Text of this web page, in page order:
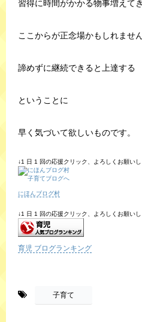
習得に時間がかかる物事増えて
ここからが正念場かもしれません
諦めずに継続できると上達する
ということに
早く気づいて欲しいものです。
↓1 日 1 回の応援クリック、よろしくお願い
にほんブログ村
↓1 日 1 回の応援クリック、よろしくお願い
育児 ブログランキング
子育て